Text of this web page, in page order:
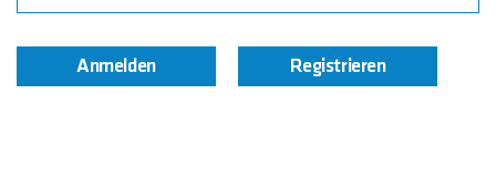
Anmelden Registrieren